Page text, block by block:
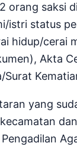
orang saksi
istri status
hidup/cerai
Akta
Surat
yang